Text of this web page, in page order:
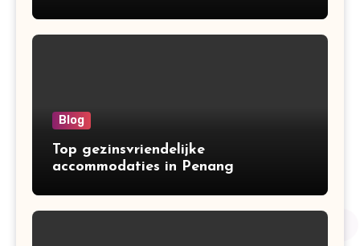
Blog
Top gezinsvriendelijke
accommodaties in Penang